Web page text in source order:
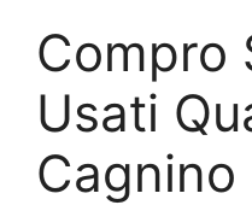
Compro
Usati
Cagnino